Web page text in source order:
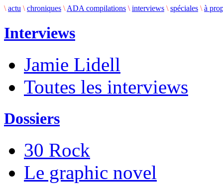
\ actu \ chroniques \ ADA compilations \ interviews \ spéciales \ à
Interviews
Jamie Lidell
Toutes les interviews
Dossiers
30 Rock
Le graphic novel